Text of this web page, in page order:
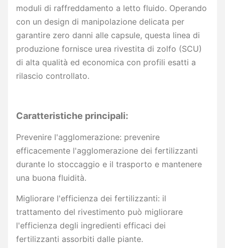
moduli di raffreddamento a letto fluido. Operando
con un design di manipolazione delicata per
garantire zero danni alle capsule, questa linea di
produzione fornisce urea rivestita di zolfo (SCU)
di alta qualità ed economica con profili esatti a
rilascio controllato.
Caratteristiche principali:
Prevenire l'agglomerazione: prevenire
efficacemente l'agglomerazione dei fertilizzanti
durante lo stoccaggio e il trasporto e mantenere
una buona fluidità.
Migliorare l'efficienza dei fertilizzanti: il
trattamento del rivestimento può migliorare
l'efficienza degli ingredienti efficaci dei
fertilizzanti assorbiti dalle piante.